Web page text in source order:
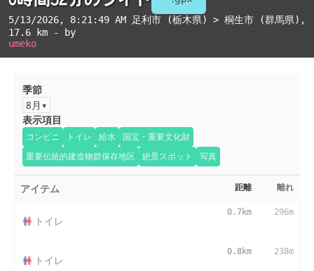
5/13/2026, 8:21:49 AM 足利市 (栃木県) > 桐生市 (群馬県) ,
17.6 km - by
umeko
季節
8月
表示項目
コンビニ トイレ 給水
国宝・重要文化財
重要伝統的建造物群保存地区
絶景スポット 写真
アイテム 距離 離れ
トイレ
0.7km 296m
トイレ
0.8km 238m